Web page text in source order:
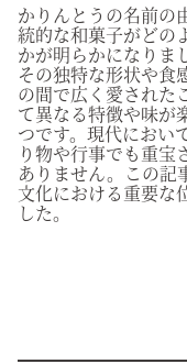
かりんとうの名前の
統的な和菓子がどの
かが明らかになりま
その独特な形状や食
の間で広く愛された
て異なる特徴や味が
つです。現代におい
り物や行事でも重宝
ありません。この記
文化における重要な
した。